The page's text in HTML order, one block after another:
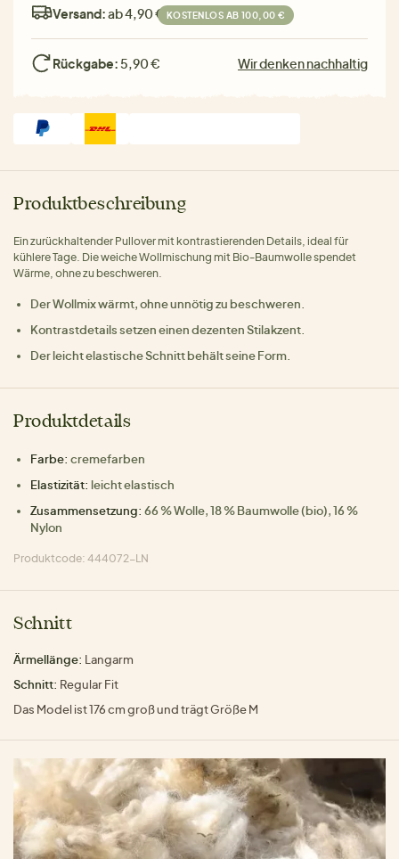
Versand:ab 4,90 € KOSTENLOS AB 100,00 €
Rückgabe: 5,90 € Wir denken nachhaltig
Produktbeschreibung
Ein zurückhaltender Pullover mit kontrastierenden Details, ideal für
kühlere Tage. Die weiche Wollmischung mit Bio-Baumwolle spendet
Wärme, ohne zu beschweren.
Der Wollmix wärmt, ohne unnötig zu beschweren.
Kontrastdetails setzen einen dezenten Stilakzent.
Der leicht elastische Schnitt behält seine Form.
Produktdetails
Farbe: cremefarben
Elastizität: leicht elastisch
Zusammensetzung: 66 % Wolle, 18 % Baumwolle (bio), 16 %
Nylon
Produktcode: 444072-LN
Schnitt
Ärmellänge: Langarm
Schnitt: Regular Fit
Das Model ist 176 cm groß und trägt Größe M